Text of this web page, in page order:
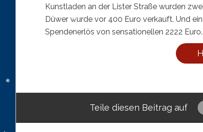
Kunstladen an der Lister Straße wurden
Düwer wurde vor 400 Euro verkauft. Und
Spendenerlös von sensationellen 2222 Euro.
Teile diesen Beitrag auf